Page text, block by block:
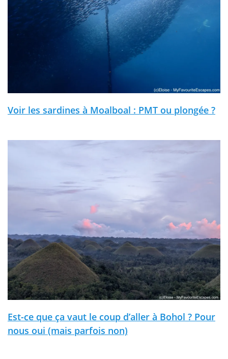
Voir les sardines à Moalboal : PMT ou plongée ?
Est-ce que ça vaut le coup d’aller à Bohol ? Pour
nous oui (mais parfois non)